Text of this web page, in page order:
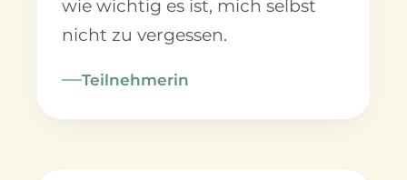
wie wichtig es ist, mich selbst
nicht zu vergessen.
Teilnehmerin